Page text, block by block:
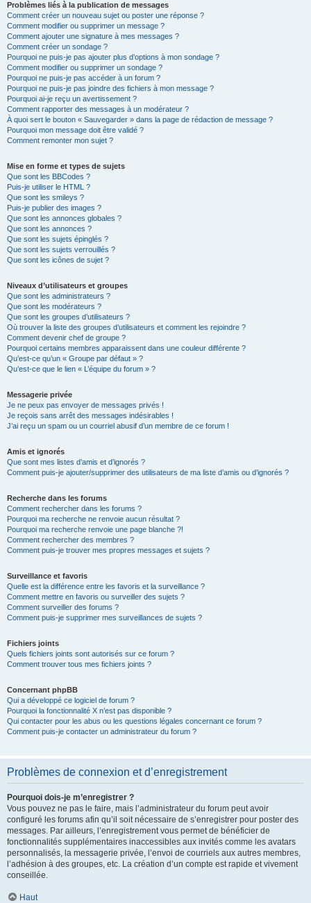
Problèmes liés à la publication de messages
Comment créer un nouveau sujet ou poster une réponse ?
Comment modifier ou supprimer un message ?
Comment ajouter une signature à mes messages ?
Comment créer un sondage ?
Pourquoi ne puis-je pas ajouter plus d’options à mon sondage ?
Comment modifier ou supprimer un sondage ?
Pourquoi ne puis-je pas accéder à un forum ?
Pourquoi ne puis-je pas joindre des fichiers à mon message ?
Pourquoi ai-je reçu un avertissement ?
Comment rapporter des messages à un modérateur ?
À quoi sert le bouton « Sauvegarder » dans la page de rédaction de message ?
Pourquoi mon message doit être validé ?
Comment remonter mon sujet ?
Mise en forme et types de sujets
Que sont les BBCodes ?
Puis-je utiliser le HTML ?
Que sont les smileys ?
Puis-je publier des images ?
Que sont les annonces globales ?
Que sont les annonces ?
Que sont les sujets épinglés ?
Que sont les sujets verrouillés ?
Que sont les icônes de sujet ?
Niveaux d’utilisateurs et groupes
Que sont les administrateurs ?
Que sont les modérateurs ?
Que sont les groupes d’utilisateurs ?
Où trouver la liste des groupes d’utilisateurs et comment les rejoindre ?
Comment devenir chef de groupe ?
Pourquoi certains membres apparaissent dans une couleur différente ?
Qu’est-ce qu’un « Groupe par défaut » ?
Qu’est-ce que le lien « L’équipe du forum » ?
Messagerie privée
Je ne peux pas envoyer de messages privés !
Je reçois sans arrêt des messages indésirables !
J’ai reçu un spam ou un courriel abusif d’un membre de ce forum !
Amis et ignorés
Que sont mes listes d’amis et d’ignorés ?
Comment puis-je ajouter/supprimer des utilisateurs de ma liste d’amis ou d’ignorés ?
Recherche dans les forums
Comment rechercher dans les forums ?
Pourquoi ma recherche ne renvoie aucun résultat ?
Pourquoi ma recherche renvoie une page blanche ?!
Comment rechercher des membres ?
Comment puis-je trouver mes propres messages et sujets ?
Surveillance et favoris
Quelle est la différence entre les favoris et la surveillance ?
Comment mettre en favoris ou surveiller des sujets ?
Comment surveiller des forums ?
Comment puis-je supprimer mes surveillances de sujets ?
Fichiers joints
Quels fichiers joints sont autorisés sur ce forum ?
Comment trouver tous mes fichiers joints ?
Concernant phpBB
Qui a développé ce logiciel de forum ?
Pourquoi la fonctionnalité X n’est pas disponible ?
Qui contacter pour les abus ou les questions légales concernant ce forum ?
Comment puis-je contacter un administrateur du forum ?
Problèmes de connexion et d’enregistrement
Pourquoi dois-je m’enregistrer ?
Vous pouvez ne pas le faire, mais l’administrateur du forum peut avoir
configuré les forums afin qu’il soit nécessaire de s’enregistrer pour poster des
messages. Par ailleurs, l’enregistrement vous permet de bénéficier de
fonctionnalités supplémentaires inaccessibles aux invités comme les avatars
personnalisés, la messagerie privée, l’envoi de courriels aux autres membres,
l’adhésion à des groupes, etc. La création d’un compte est rapide et vivement
conseillée.
Haut